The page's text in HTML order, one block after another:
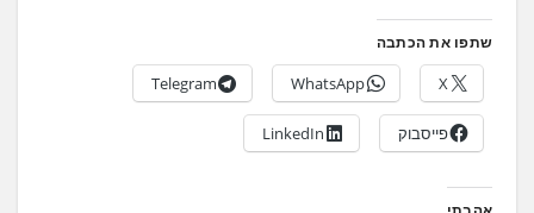
שתפו את הכתבה
X
WhatsApp
Telegram
פייסבוק LinkedIn